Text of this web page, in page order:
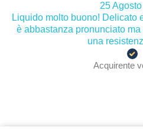
25
Liquido molto buono! Delicato
è abbastanza pronunciato
una
Acquirente